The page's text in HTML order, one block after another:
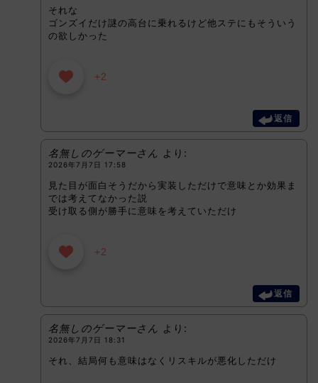
それな
ゴンズイだけ謎の高台に乗れるけど他ステにもそういう
の欲しかった
+2
返信
名無しのゲーマーさん より:
2026年7月7日 17:58
見た目が面白そうだから実装しただけで意味とか効果ま
では考えてなかった説
受け取る側が勝手に意味を考えていただけ
+2
返信
名無しのゲーマーさん より:
2026年7月7日 18:31
それ、結局何も意味はなくリスキルが悪化しただけ